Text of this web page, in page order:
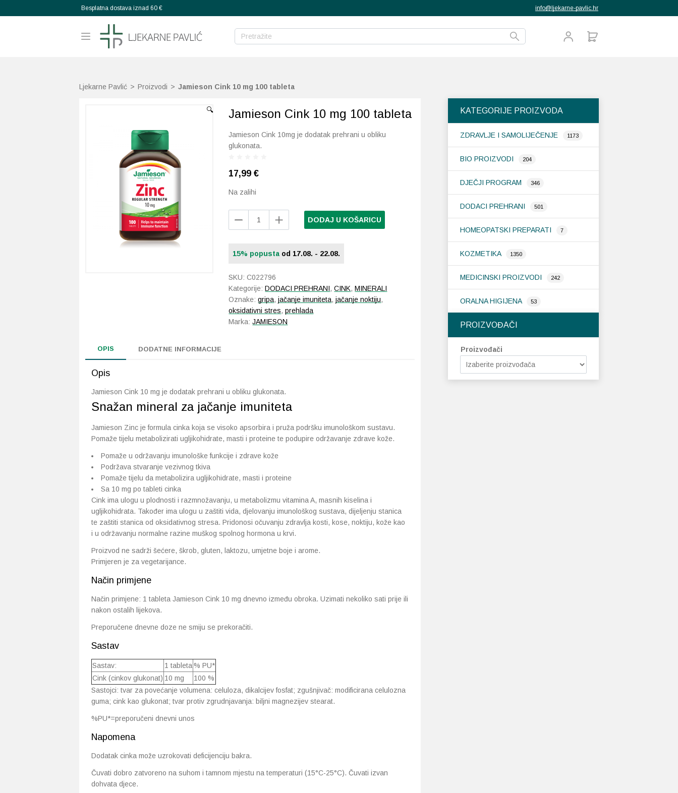
Besplatna dostava iznad 60 € info@ljekarne-pavlic.hr
Ljekarne Pavlić > Proizvodi > Jamieson Cink 10 mg 100 tableta
KATEGORIJE PROIZVODA
ZDRAVLJE I SAMOLIJEČENJE 1173
BIO PROIZVODI 204
DJEČJI PROGRAM 346
DODACI PREHRANI 501
HOMEOPATSKI PREPARATI 7
KOZMETIKA 1350
MEDICINSKI PROIZVODI 242
ORALNA HIGIJENA 53
PROIZVOĐAČI
Proizvođači
🔍 Jamieson Cink 10 mg 100 tableta
Jamieson Cink 10mg je dodatak prehrani u obliku
glukonata.
17,99€
Na zalihi
količina
DODAJ U KOŠARICU
15% popusta od 17.08. - 22.08.
SKU:C022796
Kategorije:DODACI PREHRANI,CINK,MINERALI
Oznake:gripa,jačanje imuniteta,jačanje noktiju,
oksidativni stres,prehlada
Marka:JAMIESON
OPIS DODATNE INFORMACIJE
Opis
Jamieson Cink 10 mg je dodatak prehrani u obliku glukonata.
Snažan mineral za jačanje imuniteta
Jamieson Zinc je formula cinka koja se visoko apsorbira i pruža podršku imunološkom sustavu.
Pomaže tijelu metabolizirati ugljikohidrate, masti i proteine ​​te podupire održavanje zdrave kože.
Pomaže u održavanju imunološke funkcije i zdrave kože
Podržava stvaranje vezivnog tkiva
Pomaže tijelu da metabolizira ugljikohidrate, masti i proteine
Sa 10 mg po tableti cinka
Cink ima ulogu u plodnosti i razmnožavanju, u metabolizmu vitamina A, masnih kiselina i
ugljikohidrata. Također ima ulogu u zaštiti vida, djelovanju imunološkog sustava, dijeljenju stanica
te zaštiti stanica od oksidativnog stresa. Pridonosi očuvanju zdravlja kosti, kose, noktiju, kože kao
i u održavanju normalne razine muškog spolnog hormona u krvi.
Proizvod ne sadrži šećere, škrob, gluten, laktozu, umjetne boje i arome.
Primjeren je za vegetarijance.
Način primjene
Način primjene: 1 tableta Jamieson Cink 10 mg dnevno između obroka. Uzimati nekoliko sati prije ili
nakon ostalih lijekova.
Preporučene dnevne doze ne smiju se prekoračiti.
Sastav
Sastav: 1 tableta % PU*
Cink (cinkov glukonat) 10 mg
100 %
Sastojci: tvar za povećanje volumena: celuloza, dikalcijev fosfat; zgušnjivač: modificirana celulozna
guma; cink kao glukonat; tvar protiv zgrudnjavanja: biljni magnezijev stearat.
%PU*=preporučeni dnevni unos
Napomena
Dodatak cinka može uzrokovati deficijenciju bakra.
Čuvati dobro zatvoreno na suhom i tamnom mjestu na temperaturi (15°C-25°C). Čuvati izvan
dohvata djece.